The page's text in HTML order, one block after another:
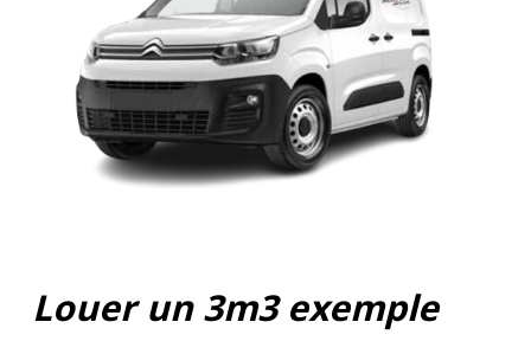
Louer un 3m3 exemple